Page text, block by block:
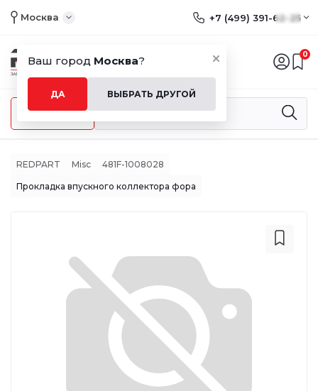
Ваш город Москва?
ДА ВЫБРАТЬ ДРУГОЙ
Москва +7 (499) 391-62-25
0
Меню
REDPART Misc 481F-1008028
Прокладка впускного коллектора фора